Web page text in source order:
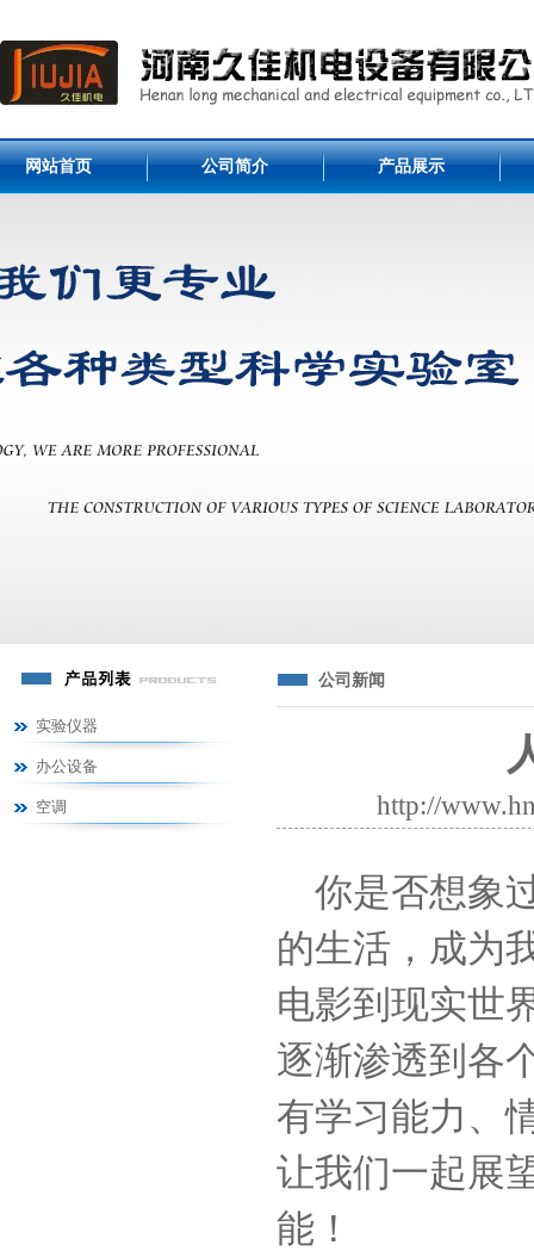
网站首页 公司简介 产品展示
实验仪器
办公设备
空调
公司新闻
http://
你是否想象
的生活，成为
电影到现实世
逐渐渗透到各
有学习能力、
让我们一起展
能！